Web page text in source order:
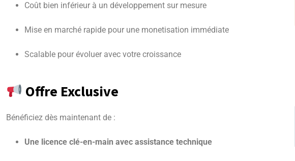
Coût bien inférieur à un développement sur mesure
Mise en marché rapide pour une monetisation immédiate
Scalable pour évoluer avec votre croissance
Offre Exclusive
Bénéficiez dès maintenant de :
Une licence clé-en-main avec assistance technique